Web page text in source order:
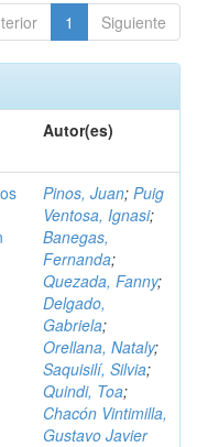
1 Siguiente
Autor(es)
Pinos, Juan; Puig
Ventosa, Ignasi;
Banegas,
Fernanda;
Quezada, Fanny;
Delgado,
Gabriela;
Orellana, Nataly;
Saquisilí, Silvia;
Quindi, Toa;
Chacón Vintimilla,
Gustavo Javier